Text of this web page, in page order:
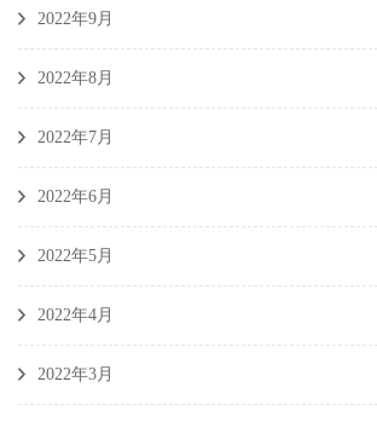
2022年9月
2022年8月
2022年7月
2022年6月
2022年5月
2022年4月
2022年3月